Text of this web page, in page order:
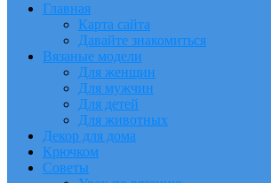
Главная
Карта сайта
Давайте знакомиться
Вязаные модели
Для женщин
Для мужчин
Для детей
Для животных
Декор для дома
Крючком
Советы